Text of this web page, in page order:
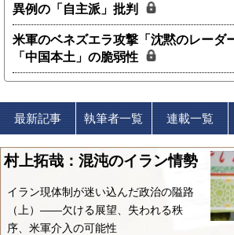
異例の「自主派」批判
米軍のベネズエラ攻撃「沈黙のレーダ
「中国本土」の脆弱性
最新記事 執筆者一覧 連載一覧
村上拓哉：混沌のイラン情勢
イラン現体制が迷い込んだ政治の隘路
（上）――欠ける展望、失われる秩
序、米軍介入の可能性